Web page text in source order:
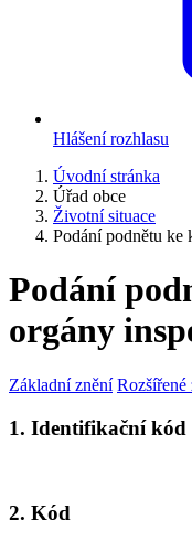
Hlášení rozhlasu
Úvodní stránka
Úřad obce
Životní situace
Podání podnětu ke
Podání
orgány
Základní znění Rozšířené
1. Identifikační kód
2. Kód